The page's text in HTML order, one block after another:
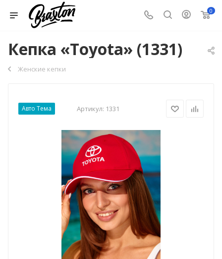
0
Кепка «Toyota» (1331)
Женские кепки
Авто Тема Артикул: 1331